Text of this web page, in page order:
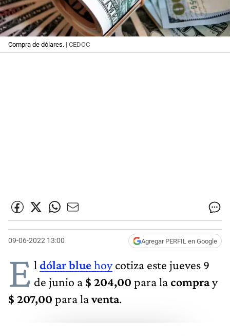
Compra de dólares. | CEDOC
09-06-2022 13:00 Agregar PERFIL en Google
E l dólar bluehoycotiza este jueves 9
de junio a $ 204,00 para lacompray
$ 207,00 para laventa.